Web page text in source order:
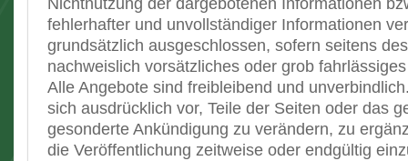
fehlerhafter und unvollständiger Informationen
grundsätzlich ausgeschlossen, sofern seitens
nachweislich vorsätzliches oder grob
Alle Angebote sind freibleibend und
sich ausdrücklich vor, Teile der Seiten oder das
gesonderte Ankündigung zu verändern, zu
die Veröffentlichung zeitweise oder endgültig